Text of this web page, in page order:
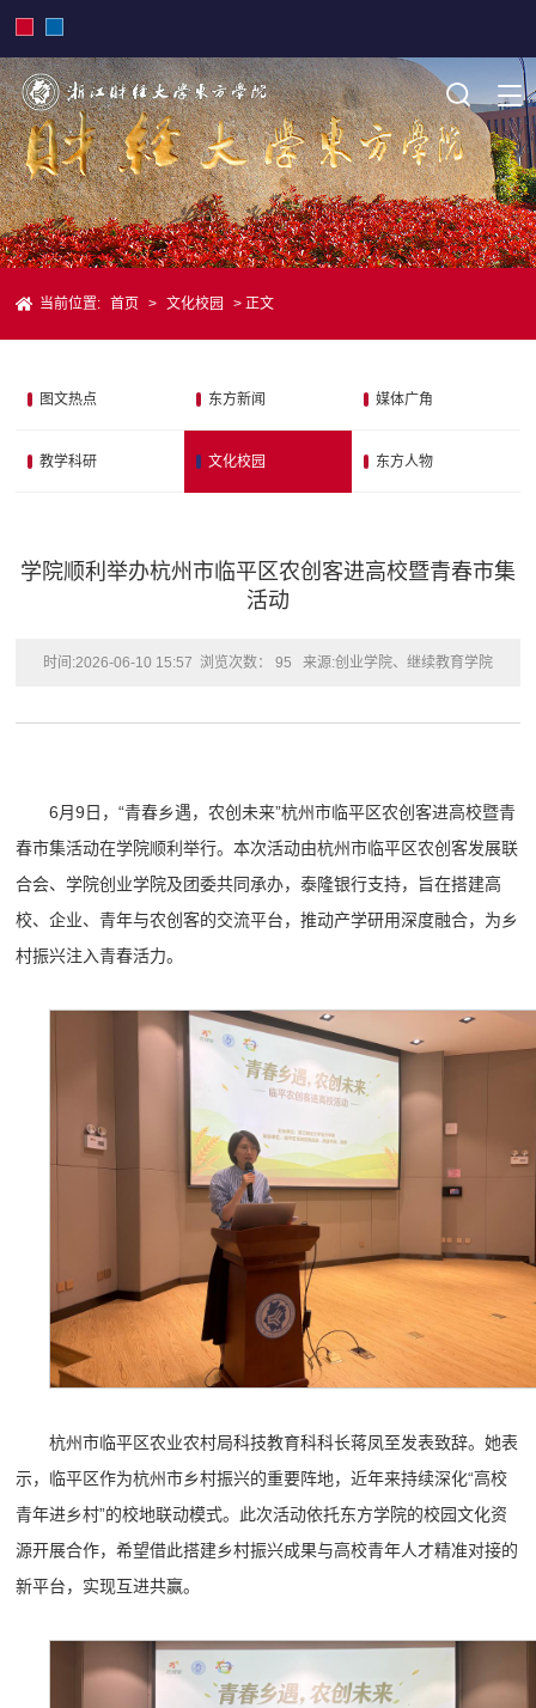
当前位置: 首页 > 文化校园 > 正文
图文热点 东方新闻 媒体广角
教学科研 文化校园 东方人物
学院顺利举办杭州市临平区农创客进高校暨青春市集
活动
时间:2026-06-10 15:57 浏览次数： 95 来源:创业学院、继续教育学院
6月9日，“青春乡遇，农创未来”杭州市临平区农创客进高校暨青
春市集活动在学院顺利举行。本次活动由杭州市临平区农创客发展联
合会、学院创业学院及团委共同承办，泰隆银行支持，旨在搭建高
校、企业、青年与农创客的交流平台，推动产学研用深度融合，为乡
村振兴注入青春活力。
杭州市临平区农业农村局科技教育科科长蒋凤至发表致辞。她表
示，临平区作为杭州市乡村振兴的重要阵地，近年来持续深化“高校
青年进乡村”的校地联动模式。此次活动依托东方学院的校园文化资
源开展合作，希望借此搭建乡村振兴成果与高校青年人才精准对接的
新平台，实现互进共赢。